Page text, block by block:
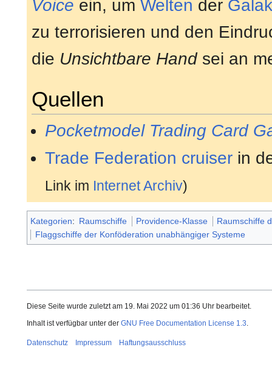
Voice ein, um Welten der
zu terrorisieren und den
die Unsichtbare Handsei an
Quellen
Pocketmodel Trading Card
Trade Federation cruiser in
Link im Internet Archiv)
Kategorien: Raumschiffe Providence-Klasse
Raumschiffe
Flaggschiffe der Konföderation unabhängiger Systeme
Diese Seite wurde zuletzt am 19. Mai 2022 um 01:36 Uhr bearbeitet.
Inhalt ist verfügbar unter der GNU Free Documentation License 1.3
Datenschutz Impressum Haftungsausschluss